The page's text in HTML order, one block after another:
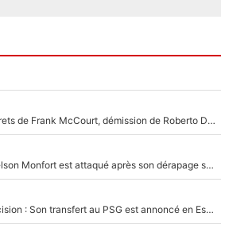
Trahison de Longoria, secrets de Frank McCourt, démission de Roberto De Zerbi : Medhi Benatia se lâche sur départ de l'OM et fait d'importantes révélations
Incendies en Gironde - Nelson Monfort est attaqué après son dérapage sur CNews : «Et lui, il prend combien pour parler dans un studio climatisé?»
Ferran Torres a pris sa décision : Son transfert au PSG est annoncé en Espagne !